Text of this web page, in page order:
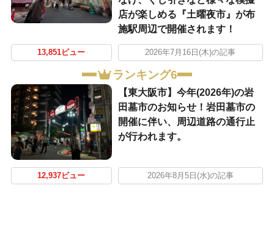
店が楽しめる『土曜夜市』が布
施駅周辺で開催されます！
13,851ビュー 2026年7月16日(木)の記事
ランキング6
【東大阪市】今年(2026年)の岩
田墓市のお知らせ！岩田墓市の
開催に伴い、周辺道路の通行止
が行われます。
12,937ビュー 2026年8月5日(水)の記事